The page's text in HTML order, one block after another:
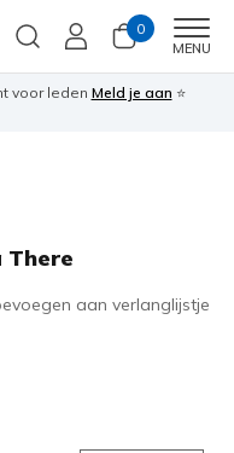
0
MENU
voor leden Meld je aan ⭐
There
aan verlanglijstje